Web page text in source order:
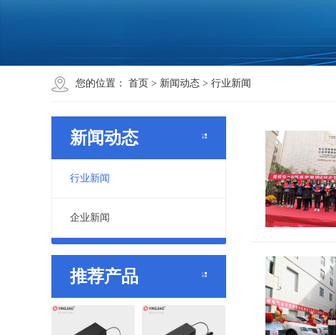
您的位置： 首页 > 新闻动态 > 行业新闻
新闻动态
行业新闻
企业新闻
推荐产品